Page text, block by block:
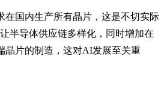
在国内生产所有晶片，这是不切实际
半导体供应链多样化，同时增加在
晶片的制造，这对AI发展至关重